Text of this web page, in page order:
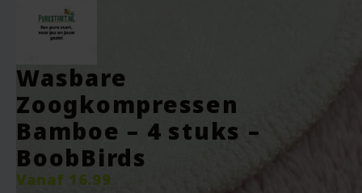
Wasbare
Zoogkompressen
Bamboe – 4 stuks –
BoobBirds
Vanaf 16.99